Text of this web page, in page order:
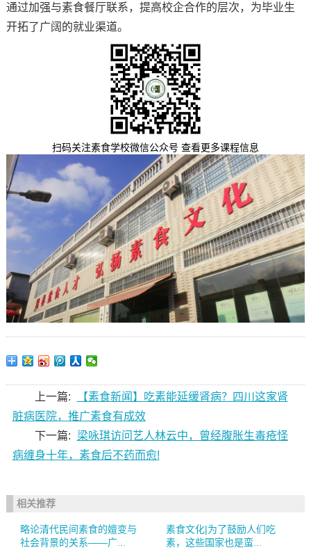
通过加强与素食餐厅联系，提高校企合作的层次，为毕业生
开拓了广阔的就业渠道。
扫码关注素食学校微信公众号 查看更多课程信息
上一篇:
【素食新闻】吃素能延缓肾病？四川这家肾
脏病医院，推广素食有成效
下一篇:
梁咏琪访问艺人林云中，曾经腹胀生毒疮怪
病缠身十年，素食后不药而愈!
相关推荐
略论清代民间素食的嬗变与
社会背景的关系——广...
素食文化|为了鼓励人们吃
素，这些国家也是蛮...